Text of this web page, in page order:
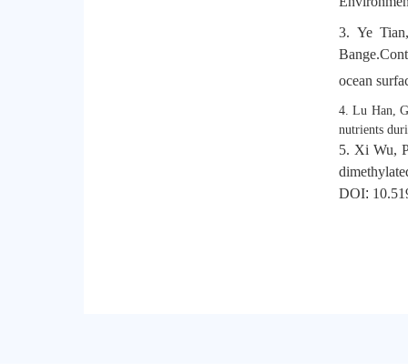
3. Ye
Bange.
ocean
4. Lu Han,
nutrients
5. Xi Wu,
DOI: